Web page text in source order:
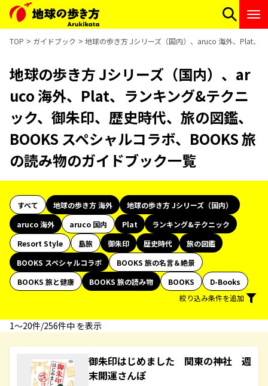
TOP ガイドブック 地球の歩き方 Jシリーズ（国内）、aruco 海外、Plat、
地球の歩き方 Jシリーズ（国内）、ar
uco 海外、Plat、ランキング&テクニ
ック、御朱印、歴史時代、旅の図鑑、
BOOKS スペシャルコラボ、BOOKS 旅
の読み物のガイドブック一覧
すべて 地球の歩き方 海外
地球の歩き方 Jシリーズ（国内）
aruco 海外
aruco 国内 Plat
ランキング&テクニック
Resort Style
島旅 御朱印 歴史時代
旅の図鑑
BOOKS スペシャルコラボ
BOOKS 旅の名言＆絶景
BOOKS 旅と健康
BOOKS 旅の読み物 BOOKS
D-Books
絞り込み条件を追加
1〜20件/256件中 を表示
御朱印はじめました 関東の神社 週
末開運さんぽ